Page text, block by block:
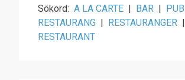
Sökord: A LA CARTE | BAR | PUB
RESTAURANG | RESTAURANGER |
RESTAURANT